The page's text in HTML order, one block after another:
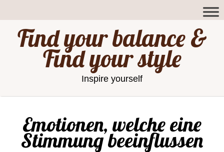
Find your balance &
Find your style
Inspire yourself
Emotionen, welche eine
Stimmung beeinflussen